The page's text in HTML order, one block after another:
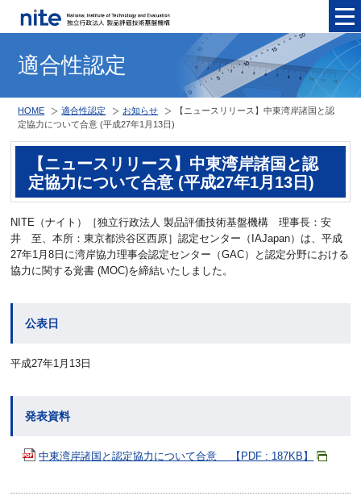
適合性認定
HOME 適合性認定 お知らせ
【ニュースリリース】中東湾岸諸国と認
定協力について合意 (平成27年1月13日)
【ニュースリリース】中東湾岸諸国と認
定協力について合意 (平成27年1月13日)
NITE（ナイト）［独立行政法人 製品評価技術基盤機構 理事長：安
井 至、本所：東京都渋谷区西原］認定センター（IAJapan）は、平成
27年1月8日に湾岸協力理事会認定センター（GAC）と認定分野における
協力に関する覚書 (MOC)を締結いたしました。
公表日
平成27年1月13日
発表資料
中東湾岸諸国と認定協力について合意 【PDF : 187KB】